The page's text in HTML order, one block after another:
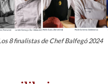
8 finalistas de Chef Balfegó 2024